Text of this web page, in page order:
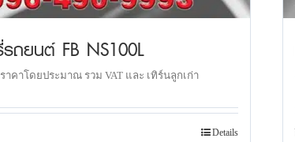
รถยนต์ FB NS100L
ราคาโดยประมาณ รวม VAT และ เทิร์นลูกเก่า
Details